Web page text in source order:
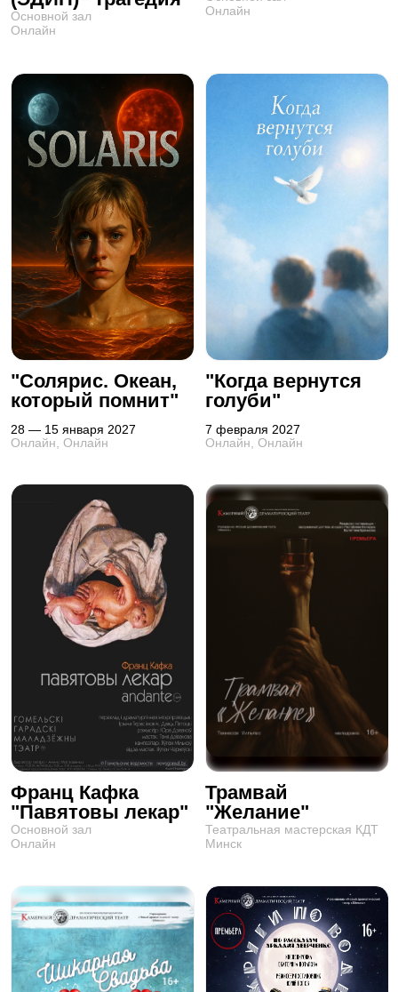
Основной зал
Онлайн
Онлайн
"Солярис. Океан,
который помнит"
28 — 15 января 2027
Онлайн, Онлайн
"Когда вернутся
голуби"
7 февраля 2027
Онлайн, Онлайн
Франц Кафка
"Павятовы лекар"
Основной зал
Онлайн
Трамвай
"Желание"
Театральная мастерская КДТ
Минск